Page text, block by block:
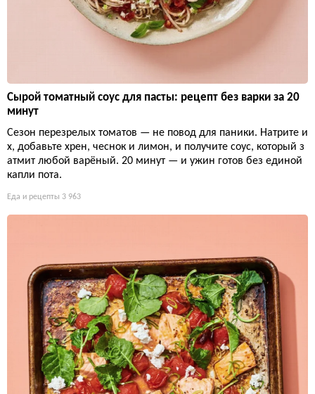
Сырой томатный соус для пасты: рецепт без варки за 20
минут
Сезон перезрелых томатов — не повод для паники. Натрите и
х, добавьте хрен, чеснок и лимон, и получите соус, который з
атмит любой варёный. 20 минут — и ужин готов без единой
капли пота.
Еда и рецепты 3 963